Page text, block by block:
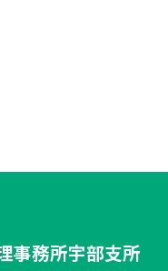
事務所宇部支所